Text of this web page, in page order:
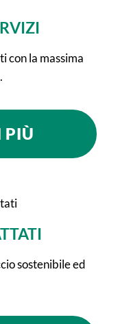
con la massima
PIÙ
sostenibile ed